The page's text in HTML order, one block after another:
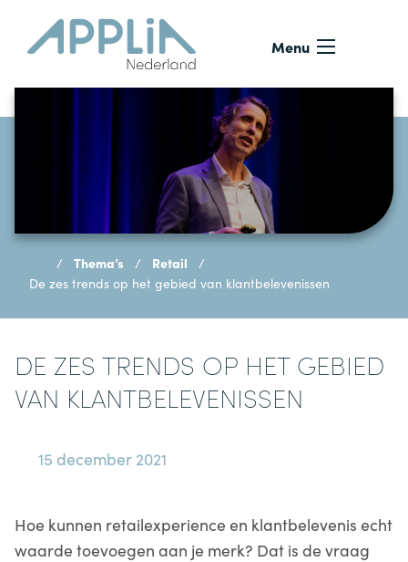
Ga naar de inhoud
Menu
Thema’s
Retail
De zes trends op het gebied van klantbelevenissen
DE ZES TRENDS OP HET GEBIED
VAN KLANTBELEVENISSEN
15 december 2021
Hoe kunnen retailexperience en klantbelevenis echt
waarde toevoegen aan je merk? Dat is de vraag